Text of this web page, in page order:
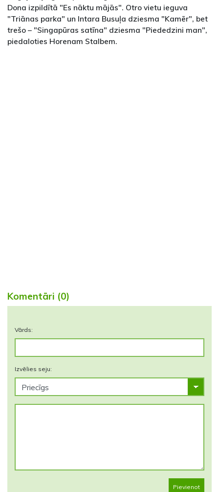
Dona izpildītā "Es nāktu mājās". Otro vietu ieguva
"Triānas parka" un Intara Busuļa dziesma "Kamēr", bet
trešo – "Singapūras satīna" dziesma "Piededzini man",
piedaloties Horenam Stalbem.
Komentāri (0)
Vārds:
Izvēlies seju:
Pievienot